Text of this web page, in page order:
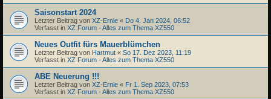
Saisonstart 2024
Letzter Beitrag von XZ-Ernie « Do 4. Jan 2024, 06:52
Verfasst in XZ Forum - Alles zum Thema XZ550
Neues Outfit fürs Mauerblümchen
Letzter Beitrag von Hartmut « So 17. Dez 2023, 11:19
Verfasst in XZ Forum - Alles zum Thema XZ550
ABE Neuerung !!!
Letzter Beitrag von XZ-Ernie « Fr 1. Sep 2023, 07:53
Verfasst in XZ Forum - Alles zum Thema XZ550